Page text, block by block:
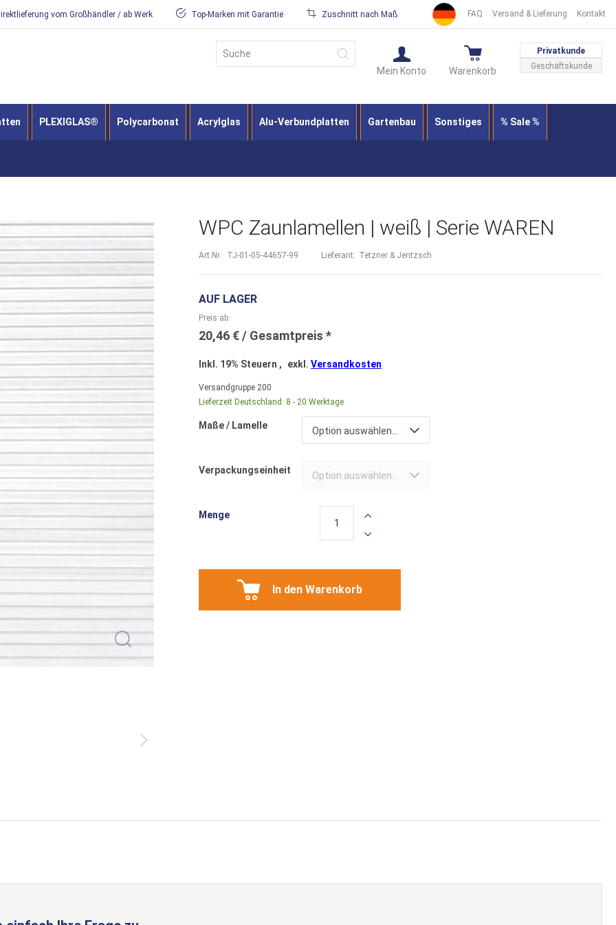
FAQ Versand & Lieferung Kontakt
vom Großhändler / ab Werk Top-Marken mit Garantie Zuschnitt nach Maß
Privatkunde
Geschäftskunde
Warenkorb
Mein Konto
Suche
PLEXIGLAS® Polycarbonat Acrylglas Alu-Verbundplatten Gartenbau Sonstiges % Sale %
WPC Zaunlamellen | weiß | Serie WAREN
Art.Nr. TJ-01-05-44657-99 Lieferant: Tetzner & Jentzsch
AUF LAGER
Preis ab
20,46 €
Inkl. 19% Steuern , exkl.Versandkosten
Versandgruppe 200
Lieferzeit Deutschland: 8 - 20 Werktage
Maße / Lamelle Option auswählen...
Verpackungseinheit Option auswählen...
Menge
In den Warenkorb